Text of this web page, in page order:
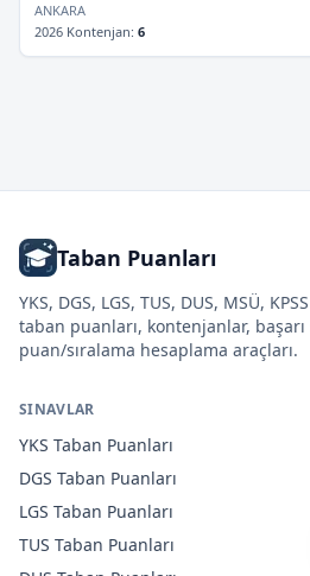
ANKARA
2026 Kontenjan: 6
Taban Puanları
YKS, DGS, LGS, TUS, DUS, MSÜ,
taban puanları, kontenjanlar, başarı
puan/sıralama hesaplama araçları.
SINAVLAR
YKS Taban Puanları
DGS Taban Puanları
LGS Taban Puanları
TUS Taban Puanları